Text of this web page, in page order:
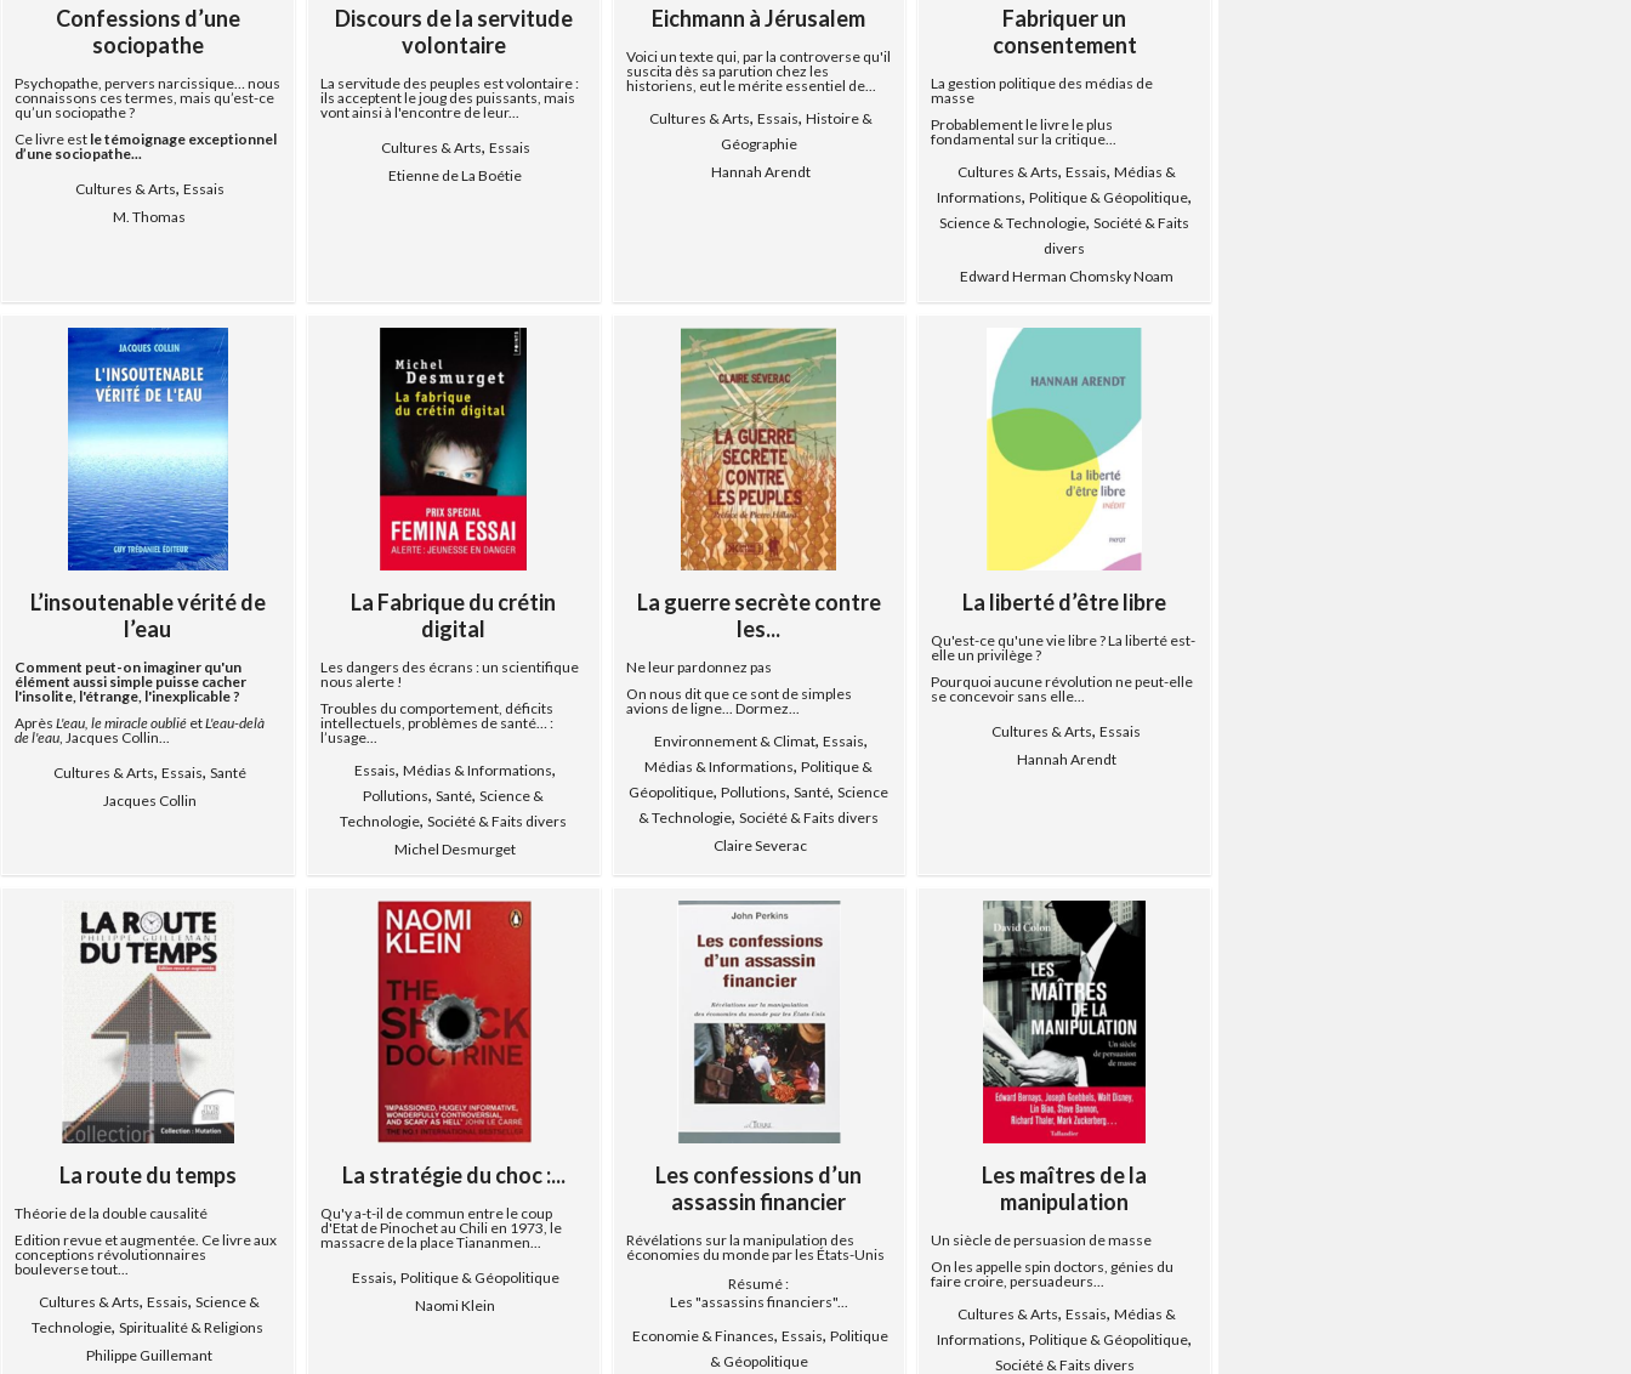
Confessions d’une
sociopathe
Psychopathe, pervers narcissique… nous
connaissons ces termes, mais qu’est-ce
qu’un sociopathe ?
Ce livre est le témoignage exceptionnel
d’une sociopathe...
Cultures & Arts, Essais
M. Thomas
Discours de la servitude
volontaire
La servitude des peuples est volontaire :
ils acceptent le joug des puissants, mais
vont ainsi à l'encontre de leur...
Cultures & Arts, Essais
Etienne de La Boétie
Eichmann à Jérusalem
Voici un texte qui, par la controverse qu'il
suscita dès sa parution chez les
historiens, eut le mérite essentiel de...
Cultures & Arts, Essais, Histoire &
Géographie
Hannah Arendt
Fabriquer un
consentement
La gestion politique des médias de
masse
Probablement le livre le plus
fondamental sur la critique...
Cultures & Arts, Essais, Médias &
Informations,Politique & Géopolitique,
Science & Technologie,Société & Faits
divers
Edward Herman Chomsky Noam
L’insoutenable vérité de
l’eau
Comment peut-on imaginer qu'un
élément aussi simple puisse cacher
l'insolite, l'étrange, l'inexplicable ?
Après L'eau, le miracle oublié etL'eau-delà
de l'eau, Jacques Collin...
Cultures & Arts, Essais, Santé
Jacques Collin
La Fabrique du crétin
digital
Les dangers des écrans : un scientifique
nous alerte !
Troubles du comportement, déficits
intellectuels, problèmes de santé… :
l’usage...
Essais,Médias & Informations,
Pollutions,Santé,Science &
Technologie,Société & Faits divers
Michel Desmurget
La guerre secrète contre
les...
Ne leur pardonnez pas
On nous dit que ce sont de simples
avions de ligne... Dormez...
Environnement & Climat, Essais,
Médias & Informations,Politique &
Géopolitique,Pollutions,Santé,Science
& Technologie,Société & Faits divers
Claire Severac
La liberté d’être libre
Qu'est-ce qu'une vie libre ? La liberté est-
elle un privilège ?
Pourquoi aucune révolution ne peut-elle
se concevoir sans elle...
Cultures & Arts,Essais
Hannah Arendt
La route du temps
Théorie de la double causalité
Edition revue et augmentée. Ce livre aux
conceptions révolutionnaires
bouleverse tout...
Cultures & Arts,Essais,Science &
Technologie,Spiritualité & Religions
Philippe Guillemant
La stratégie du choc :...
Qu'y a-t-il de commun entre le coup
d'Etat de Pinochet au Chili en 1973, le
massacre de la place Tiananmen...
Essais, Politique & Géopolitique
Naomi Klein
Les confessions d’un
assassin financier
Révélations sur la manipulation des
économies du monde par les États-Unis
Résumé :
Les "assassins financiers"...
Economie & Finances,Essais,Politique
& Géopolitique
Les maîtres de la
manipulation
Un siècle de persuasion de masse
On les appelle spin doctors, génies du
faire croire, persuadeurs...
Cultures & Arts, Essais, Médias &
Informations,Politique & Géopolitique,
Société & Faits divers